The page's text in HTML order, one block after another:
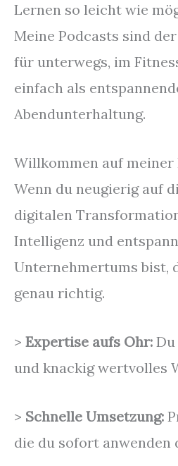
Lernen so leicht wie
Meine Podcasts sind
für unterwegs, im
einfach als
Abendunterhaltung.
Willkommen auf meiner
Wenn du neugierig auf
digitalen
Intelligenz und
Unternehmertums bist,
genau richtig.
> Expertise aufs Ohr:
und knackig wertvolles
> Schnelle Umsetzung:
die du sofort anwenden